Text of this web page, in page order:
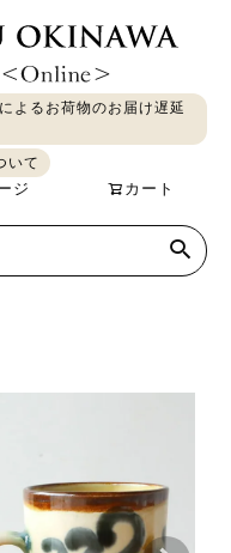
よるお荷物のお届け遅延
いて
シーサー 染織 食品
ジ カート
ジ
へ